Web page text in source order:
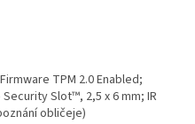
TPM 2.0 Enabled;
Slot™, 2,5 x 6 mm; IR
obličeje)